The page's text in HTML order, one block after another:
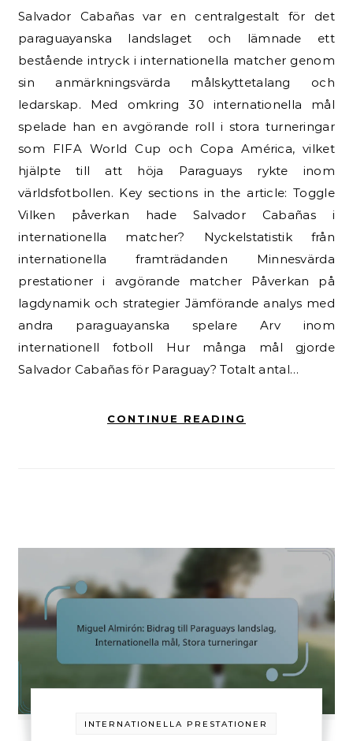
Salvador Cabañas var en centralgestalt för det
paraguayanska landslaget och lämnade ett
bestående intryck i internationella matcher genom
sin anmärkningsvärda målskyttetalang och
ledarskap. Med omkring 30 internationella mål
spelade han en avgörande roll i stora turneringar
som FIFA World Cup och Copa América, vilket
hjälpte till att höja Paraguays rykte inom
världsfotbollen. Key sections in the article: Toggle
Vilken påverkan hade Salvador Cabañas i
internationella matcher? Nyckelstatistik från
internationella framträdanden Minnesvärda
prestationer i avgörande matcher Påverkan på
lagdynamik och strategier Jämförande analys med
andra paraguayanska spelare Arv inom
internationell fotboll Hur många mål gjorde
Salvador Cabañas för Paraguay? Totalt antal…
CONTINUE READING
INTERNATIONELLA PRESTATIONER